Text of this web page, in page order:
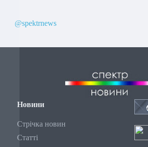
@spektrnews
Новини
Стрічка новин
Статті